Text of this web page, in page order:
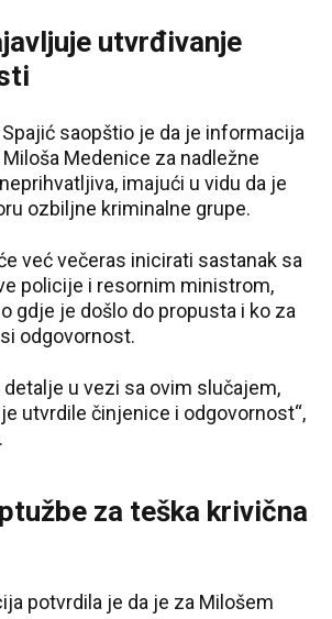
utvrđivanje
saopštio je da je informacija
Medenice za nadležne
imajući u vidu da je
ozbiljne kriminalne grupe.
već večeras inicirati sastanak sa
policije i resornim ministrom,
gdje je došlo do propusta i ko za
odgovornost.
detalje u vezi sa ovim slučajem,
utvrdile činjenice i odgovornost“,
za teška krivična
potvrdila je da je za Milošem